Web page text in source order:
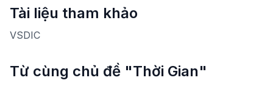
Tài liệu tham khảo
VSDIC
Từ cùng chủ đề "Thời Gian"